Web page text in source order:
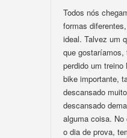
Todos nós
formas
ideal. Talvez um
que
perdido um treino
bike importante,
descansado
descansado
alguma coisa. No
o dia de prova,